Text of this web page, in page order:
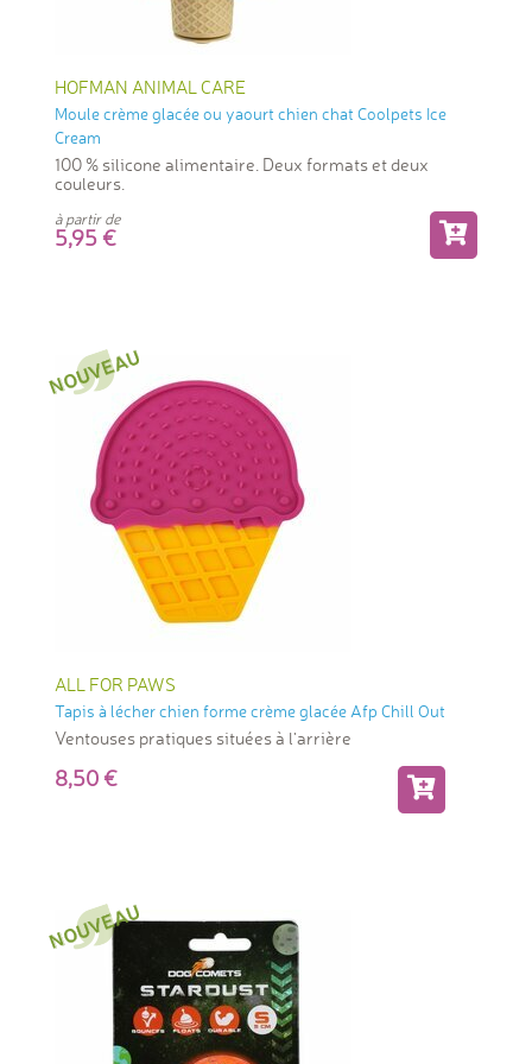
HOFMAN ANIMAL CARE
Moule crème glacée ou yaourt chien chat Coolpets Ice
Cream
100 % silicone alimentaire. Deux formats et deux
couleurs.
à partir de
5,95
ALL FOR PAWS
Tapis à lécher chien forme crème glacée Afp Chill Out
Ventouses pratiques situées à l'arrière
8,50